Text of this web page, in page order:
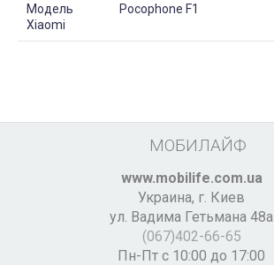
Модель
Xiaomi
Pocophone F1
МОБИЛАЙФ
www.mobilife.com.ua
Украина, г. Киев
ул. Вадима Гетьмана 48а
(067)402-66-65
Пн-Пт с 10:00 до 17:00